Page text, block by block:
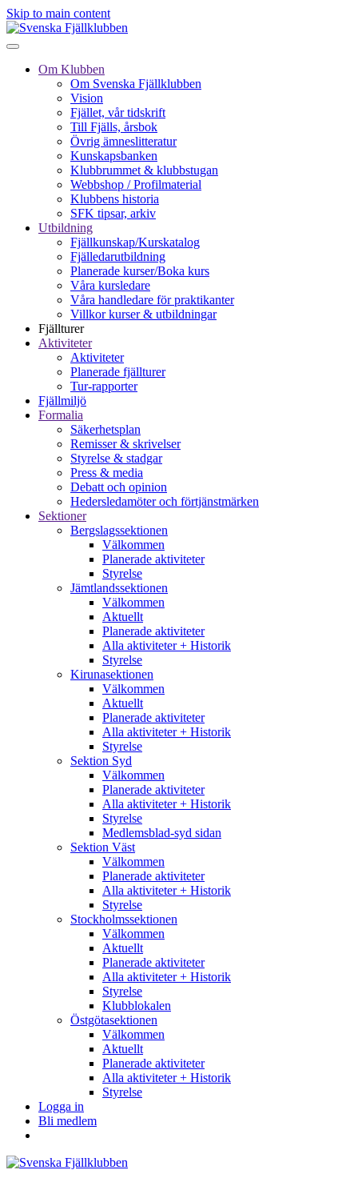
Skip to main content
Om Klubben
Om Svenska Fjällklubben
Vision
Fjället, vår tidskrift
Till Fjälls, årsbok
Övrig ämneslitteratur
Kunskapsbanken
Klubbrummet & klubbstugan
Webbshop / Profilmaterial
Klubbens historia
SFK tipsar, arkiv
Utbildning
Fjällkunskap/Kurskatalog
Fjälledarutbildning
Planerade kurser/Boka kurs
Våra kursledare
Våra handledare för praktikanter
Villkor kurser & utbildningar
Fjällturer
Aktiviteter
Aktiviteter
Planerade fjällturer
Tur-rapporter
Fjällmiljö
Formalia
Säkerhetsplan
Remisser & skrivelser
Styrelse & stadgar
Press & media
Debatt och opinion
Hedersledamöter och förtjänstmärken
Sektioner
Bergslagssektionen
Välkommen
Planerade aktiviteter
Styrelse
Jämtlandssektionen
Välkommen
Aktuellt
Planerade aktiviteter
Alla aktiviteter + Historik
Styrelse
Kirunasektionen
Välkommen
Aktuellt
Planerade aktiviteter
Alla aktiviteter + Historik
Styrelse
Sektion Syd
Välkommen
Planerade aktiviteter
Alla aktiviteter + Historik
Styrelse
Medlemsblad-syd sidan
Sektion Väst
Välkommen
Planerade aktiviteter
Alla aktiviteter + Historik
Styrelse
Stockholmssektionen
Välkommen
Aktuellt
Planerade aktiviteter
Alla aktiviteter + Historik
Styrelse
Klubblokalen
Östgötasektionen
Välkommen
Aktuellt
Planerade aktiviteter
Alla aktiviteter + Historik
Styrelse
Logga in
Bli medlem